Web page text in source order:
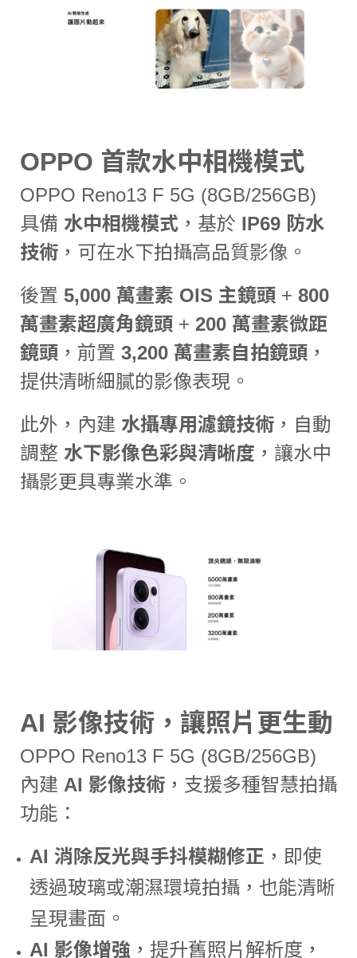
OPPO 首款水中相機模式
OPPO Reno13 F 5G (8GB/256GB)
具備 水中相機模式 ，基於 IP69 防水
技術 ，可在水下拍攝高品質影像。
後置 5,000 萬畫素 OIS 主鏡頭 + 800
萬畫素超廣角鏡頭 + 200 萬畫素微距
鏡頭 ，前置 3,200 萬畫素自拍鏡頭 ，
提供清晰細膩的影像表現。
此外，內建 水攝專用濾鏡技術 ，自動
調整 水下影像色彩與清晰度 ，讓水中
攝影更具專業水準。
AI 影像技術，讓照片更生動
OPPO Reno13 F 5G (8GB/256GB)
內建 AI 影像技術 ，支援多種智慧拍攝
功能：
AI 消除反光與手抖模糊修正 ，即使
透過玻璃或潮濕環境拍攝，也能清晰
呈現畫面。
AI 影像增強 ，提升舊照片解析度，